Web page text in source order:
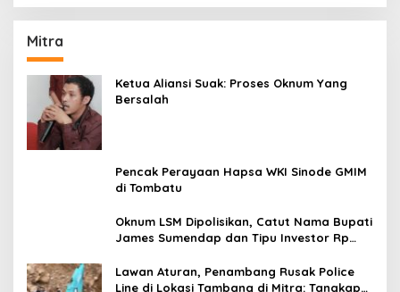
Mitra
Ketua Aliansi Suak: Proses Oknum Yang
Bersalah
Pencak Perayaan Hapsa WKI Sinode GMIM
di Tombatu
Oknum LSM Dipolisikan, Catut Nama Bupati
James Sumendap dan Tipu Investor Rp
Lawan Aturan, Penambang Rusak Police
Line di Lokasi Tambang di Mitra: Tangkap